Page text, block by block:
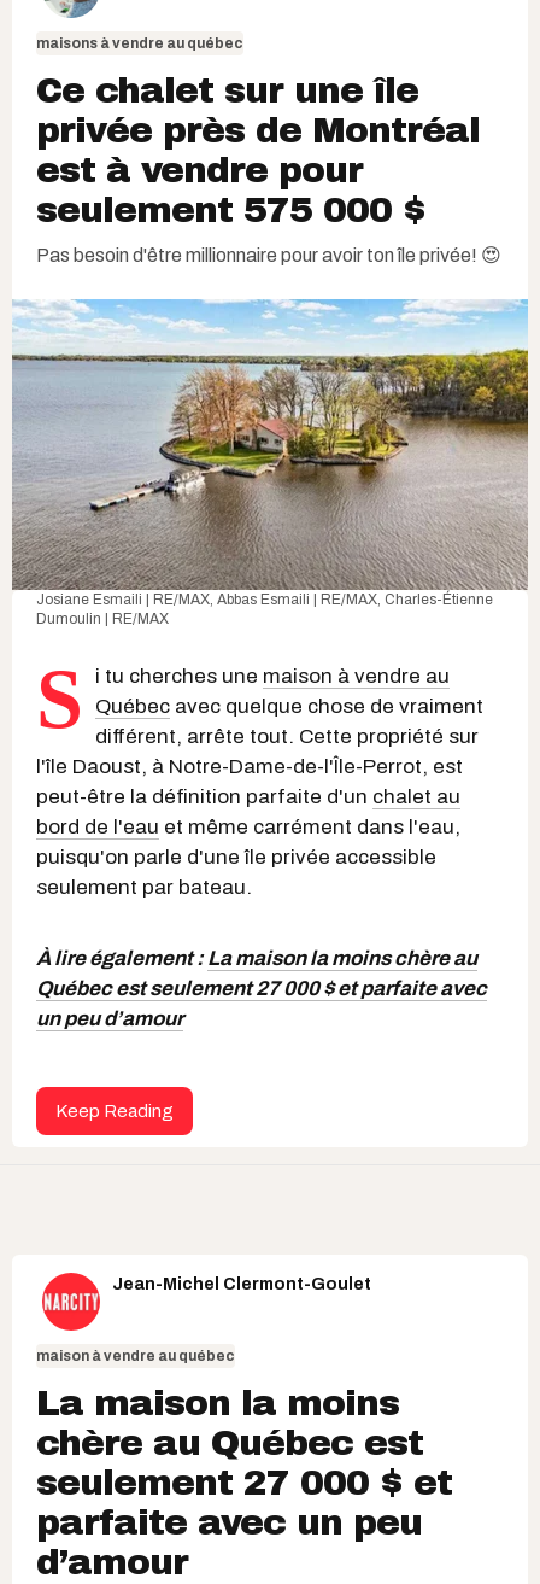
maisons à vendre au québec
Ce chalet sur une île
privée près de Montréal
est à vendre pour
seulement 575 000 $
Pas besoin d'être millionnaire pour avoir ton île privée! 😍
Josiane Esmaili | RE/MAX, Abbas Esmaili | RE/MAX, Charles-Étienne
Dumoulin | RE/MAX
S i tu cherches une maison à vendre au
Québec avec quelque chose de vraiment
différent, arrête tout. Cette propriété sur
l'île Daoust, à Notre-Dame-de-l'Île-Perrot, est
peut-être la définition parfaite d'un chalet au
bord de l'eau et même carrément dans l'eau,
puisqu'on parle d'une île privée accessible
seulement par bateau.
À lire également :La maison la moins chère au
Québec est seulement 27 000 $ et parfaite avec
un peu d’amour
Keep Reading
Jean-Michel Clermont-Goulet
maison à vendre au québec
La maison la moins
chère au Québec est
seulement 27 000 $ et
parfaite avec un peu
d’amour